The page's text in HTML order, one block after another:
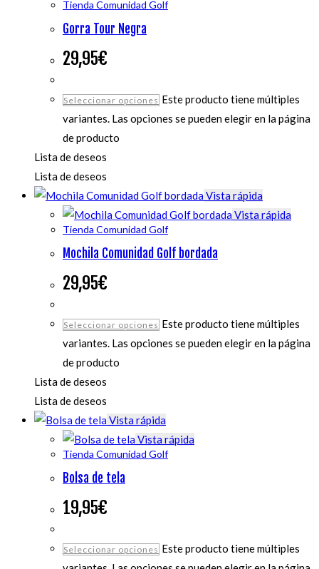
Tienda Comunidad Golf
Gorra Tour Negra
29,95€
Seleccionar opciones Este producto tiene múltiples
variantes. Las opciones se pueden elegir en la página
de producto
Lista de deseos
Lista de deseos
Vista rápida
Vista rápida
Tienda Comunidad Golf
Mochila Comunidad Golf bordada
29,95€
Seleccionar opciones Este producto tiene múltiples
variantes. Las opciones se pueden elegir en la página
de producto
Lista de deseos
Lista de deseos
Vista rápida
Vista rápida
Tienda Comunidad Golf
Bolsa de tela
19,95€
Seleccionar opciones Este producto tiene múltiples